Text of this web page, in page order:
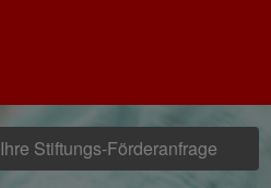
Ihre Stiftungs-Förderanfrage